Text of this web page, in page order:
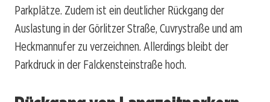
Parkplätze. Zudem ist ein deutlicher Rückgang der
Auslastung in der Görlitzer Straße, Cuvrystraße und am
Heckmannufer zu verzeichnen. Allerdings bleibt der
Parkdruck in der Falckensteinstraße hoch.